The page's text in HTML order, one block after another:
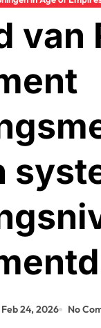
van
Feb 24, 2026 No